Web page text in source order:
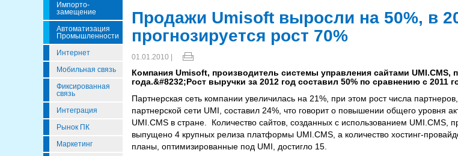
Импорто­
Замещение
Автоматизация
Промышленности
Интернет
Мобильная связь
Фиксированная
связь
Интеграция
Рынок ПК
Маркетинг
Продажи Umisoft выросли на 50%, в
прогнозируется рост 70%
01.01.2010 |
Компания Umisoft, производитель системы управления сайтами UMI.CMS,
года.&#8232;Рост выручки за 2012 год составил 50% по сравнению с 2011
Партнерская сеть компании увеличилась на 21%, при этом рост числа
партнерской сети UMI, составил 24%, что говорит о повышении общего уровня
UMI.CMS в стране. Количество сайтов, созданных с использованием
выпущено 4 крупных релиза платформы UMI.CMS, а количество хостинг-
планы, оптимизированные под UMI, достигло 15.